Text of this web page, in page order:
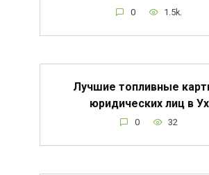
0 1.5k.
Лучшие топливные
юридических лиц в
0 32